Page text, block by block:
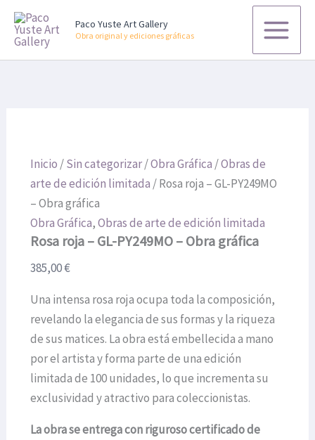
contenido
Paco Yuste Art Gallery
Obra original y ediciones gráficas
Inicio /Sin categorizar/Obra Gráfica /Obras de
arte de edición limitada / Rosa roja – GL-PY249MO
– Obra gráfica
Obra Gráfica,Obras de arte de edición limitada
Rosa roja – GL-PY249MO – Obra gráfica
385,00€
Una intensa rosa roja ocupa toda la composición,
revelando la elegancia de sus formas y la riqueza
de sus matices. La obra está embellecida a mano
por el artista y forma parte de una edición
limitada de 100 unidades, lo que incrementa su
exclusividad y atractivo para coleccionistas.
La obra se entrega con riguroso certificado de
roja
–
GL-
PY249MO
PY249MO
Obra
gráfica